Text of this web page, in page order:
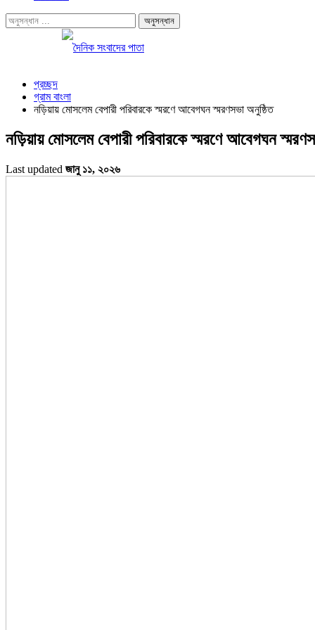
প্রচ্ছদ
গ্রাম বাংলা
নড়িয়ায় মোসলেম বেপারী পরিবারকে স্মরণে আবেগঘন স্মরণসভা অনুষ্ঠিত
নড়িয়ায় মোসলেম বেপারী পরিবারকে স্মরণে আবেগঘন
Last updated জানু ১১, ২০২৬